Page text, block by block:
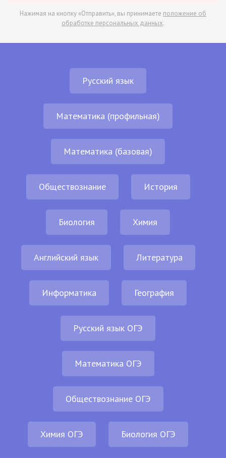
Нажимая на кнопку «Отправить», вы принимаете положение об
обработке персональных данных.
Русский язык
Математика (профильная)
Математика (базовая)
Обществознание История
Биология Химия
Английский язык Литература
Информатика География
Русский язык ОГЭ
Математика ОГЭ
Обществознание ОГЭ
Химия ОГЭ Биология ОГЭ